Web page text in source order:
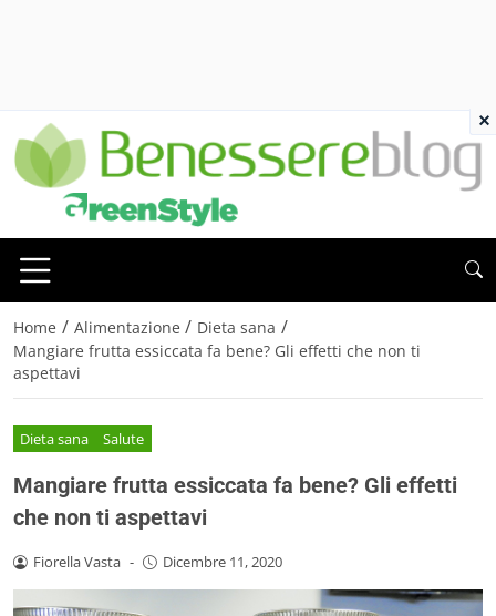
Home / Alimentazione / Dieta sana /
Mangiare frutta essiccata fa bene? Gli effetti che non ti
aspettavi
Dieta sana Salute
Mangiare frutta essiccata fa bene? Gli effetti
che non ti aspettavi
Fiorella Vasta - Dicembre 11, 2020
×